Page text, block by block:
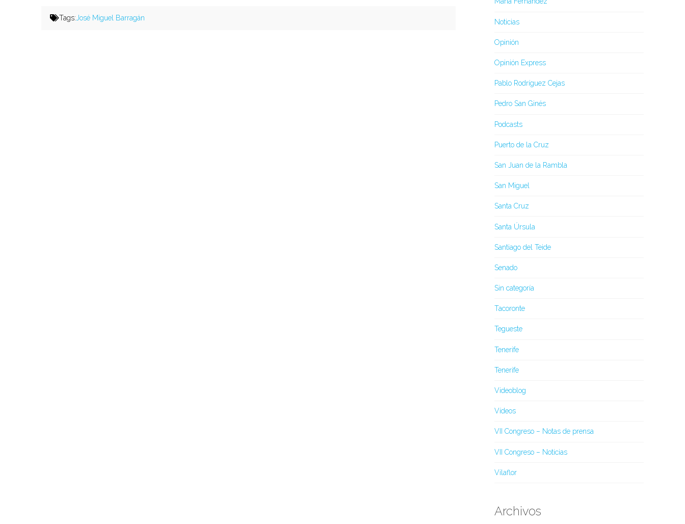
Tags: José Miguel Barragán Noticias
Opinión
Opinión Express
Pablo Rodríguez Cejas
Pedro San Ginés
Podcasts
Puerto de la Cruz
San Juan de la Rambla
San Miguel
Santa Cruz
Santa Úrsula
Santiago del Teide
Senado
Sin categoría
Tacoronte
Tegueste
Tenerife
Tenerife
Videoblog
Vídeos
VII Congreso – Notas de prensa
VII Congreso – Noticias
Vilaflor
Archivos